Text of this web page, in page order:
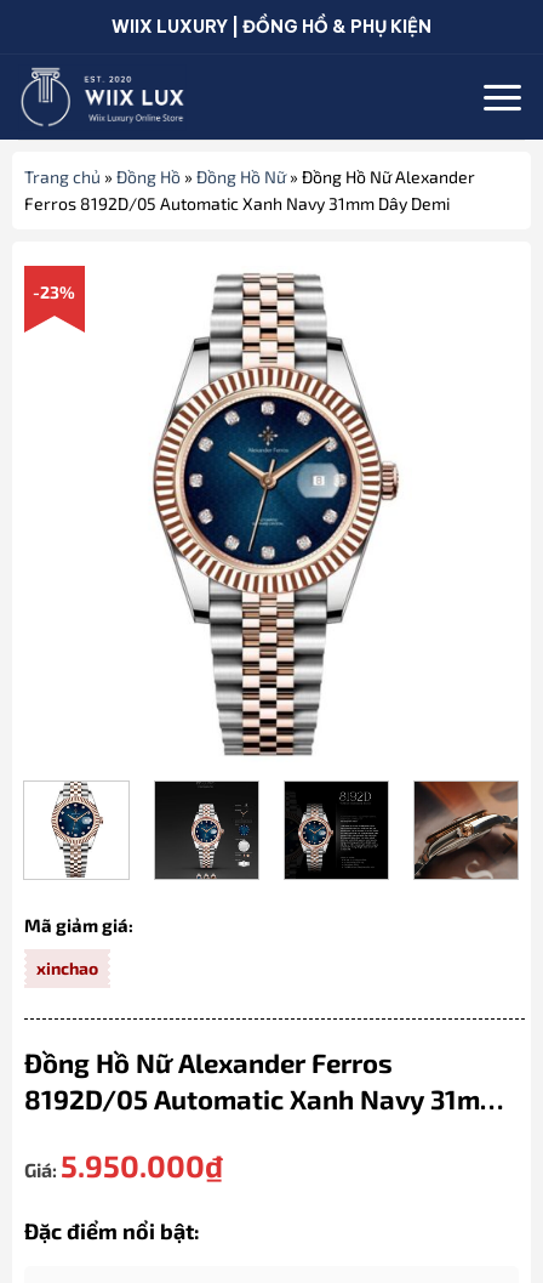
dung
WIIX LUXURY | ĐỒNG HỒ & PHỤ KIỆN
Trang chủ » Đồng Hồ» Đồng Hồ Nữ» Đồng Hồ Nữ Alexander
Ferros 8192D/05 Automatic Xanh Navy 31mm Dây Demi
-23%
Mã giảm giá:
xinchao
Đồng Hồ Nữ Alexander Ferros
8192D/05 Automatic Xanh Navy 31mm
Giá: 5.950.000₫
Đặc điểm nổi bật: